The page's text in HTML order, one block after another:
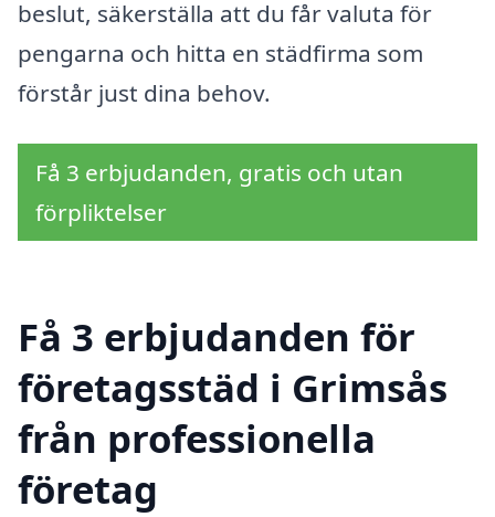
beslut, säkerställa att du får valuta för
pengarna och hitta en städfirma som
förstår just dina behov.
Få 3 erbjudanden, gratis och utan
förpliktelser
Få 3 erbjudanden för
företagsstäd i Grimsås
från professionella
företag